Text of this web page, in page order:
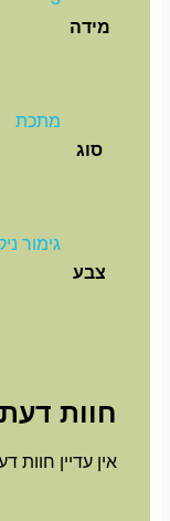
מידה
סוג
מתכת
צבע
גימור ניקל
חוות דעת
אין עדיין חוות דעת.